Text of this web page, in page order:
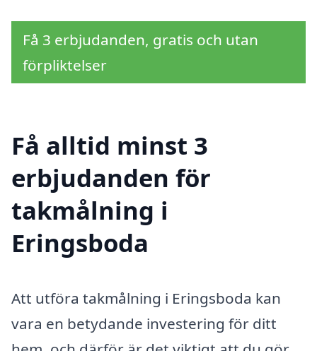
Få 3 erbjudanden, gratis och utan
förpliktelser
Få alltid minst 3
erbjudanden för
takmålning i
Eringsboda
Att utföra takmålning i Eringsboda kan
vara en betydande investering för ditt